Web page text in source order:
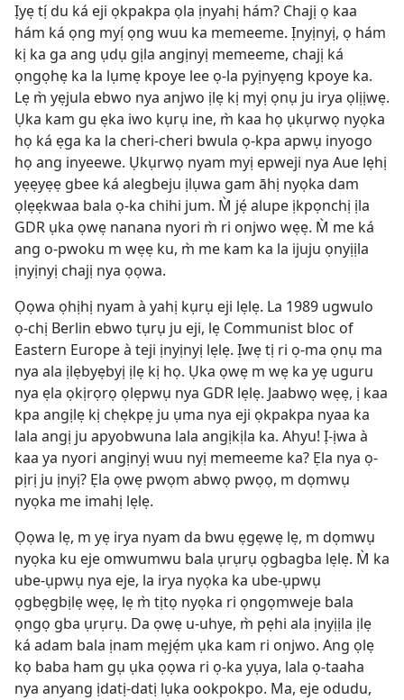
Ịyẹ tị́ du ká eji ọkpakpa ọla ịnyahị hám? Chajị ọ kaa
hám ká ọng myị́ ọng wuu ka memeeme. Ịnyịnyị, ọ hám
kị ka ga ang ụdụ gịla angịnyị memeeme, chajị ká
ọngọhẹ ka la lụmẹ kpoye lee ọ-la pyịnyẹng kpoye ka.
Lẹ m̀ yẹjula ebwo nya anjwo ịlẹ kị myị ọnụ ju irya ọlịịwẹ.
Ụka kam gu ẹka iwo kụrụ ine, m̀ kaa họ ụkụrwọ nyọka
họ ká ẹga ka la cheri-cheri bwula ọ-kpa apwụ inyogo
họ ang inyeewe. Ụkụrwọ nyam myị epweji nya Aue lẹhị
yẹẹyẹẹ gbee ká alegbeju ịlụwa gam āhị nyọka dam
ọlẹẹkwaa bala ọ-ka chihi jum. M̀ jẹ́ alupe ịkpọnchị ịla
GDR ụka ọwẹ nanana nyori m̀ ri onjwo wẹẹ. M̀ me ká
ang o-pwoku m wẹẹ ku, m̀ me kam ka la ijuju ọnyịịla
ịnyịnyị chajị nya ọọwa.
Ọọwa ọhịhị nyam à yahị kụrụ eji lẹlẹ. La 1989 ugwulo
ọ-chị Berlin ebwo tụrụ ju eji, lẹ Communist bloc of
Eastern Europe à teji ịnyịnyị lẹlẹ. Ịwẹ tị ri ọ-ma ọnụ ma
nya ala ịlẹbyẹbyị ịlẹ kị họ. Ụka ọwẹ m wẹ ka yẹ uguru
nya ẹla ọkịrọrọ ọlẹpwụ nya GDR lẹlẹ. Jaabwọ wẹẹ, ị kaa
kpa angịlẹ kị chẹkpẹ ju ụma nya eji ọkpakpa nyaa ka
lala angị ju apyobwuna lala angịkịla ka. Ahyu! Ị-ịwa à
kaa ya nyori angịnyị wuu nyị memeeme ka? Ẹla nya ọ-
pịrị ju ịnyị? Ẹla ọwẹ pwọm abwọ pwọọ, m dọmwụ
nyọka me imahị lẹlẹ.
Ọọwa lẹ, m yẹ irya nyam da bwu ẹgẹwẹ lẹ, m dọmwụ
nyọka ku eje omwumwu bala ụrụrụ ọgbagba lẹlẹ. M̀ ka
ube-ụpwụ nya eje, la irya nyọka ka ube-ụpwụ
ọgbẹgbịlẹ wẹẹ, lẹ m̀ tịtọ nyọka ri ọngọmweje bala
ọngọ gba ụrụrụ. Da ọwẹ u-uhye, m̀ pẹhi ala ịnyịịla ịlẹ
ká adam bala ịnam mẹjẹ́m ụka kam ri onjwo. Ang ọlẹ
kọ baba ham gụ ụka ọọwa ri ọ-ka yụya, lala ọ-taaha
nya anyang ịdatị-datị lụka ookpokpo. Ma, eje odudu,